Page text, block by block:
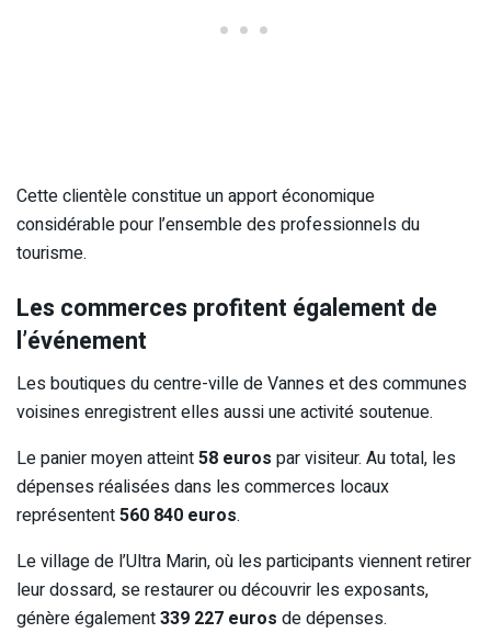
Cette clientèle constitue un apport économique
considérable pour l’ensemble des professionnels du
tourisme.
Les commerces profitent également de
l’événement
Les boutiques du centre-ville de Vannes et des communes
voisines enregistrent elles aussi une activité soutenue.
Le panier moyen atteint58 euros par visiteur. Au total, les
dépenses réalisées dans les commerces locaux
représentent560 840 euros.
Le village de l’Ultra Marin, où les participants viennent retirer
leur dossard, se restaurer ou découvrir les exposants,
génère également339 227 euros de dépenses.